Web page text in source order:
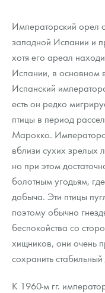
Императорский орел
западной Испании и
хотя его ареал
Испании, в основном
Испанский
есть он редко
птицы в период
Марокко.
вблизи сухих зрелых
но при этом
болотным угодьям,
добыча. Эти птицы
поэтому обычно
беспокойства со
хищников, они очень
сохранить
К 1960-м гг.